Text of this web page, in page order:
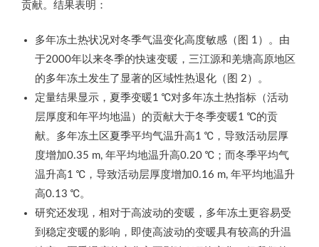
贡献。结果表明：
多年冻土热状况对冬季气温变化高度敏感（图 1）。由
于2000年以来冬季的快速变暖，三江源和羌塘高原地区
的多年冻土发生了显著的区域性热退化（图 2）。
定量结果显示，夏季变暖1 ℃对多年冻土热指标（活动
层厚度和年平均地温）的贡献大于冬季变暖1 ℃的贡
献。多年冻土区夏季平均气温升高1 ℃，导致活动层厚
度增加0.35 m, 年平均地温升高0.20 ℃；而冬季平均气
温升高1 ℃，导致活动层厚度增加0.16 m, 年平均地温升
高0.13 ℃。
研究还发现，相对于高波动的变暖，多年冻土更容易受
到稳定变暖的影响，即使高波动的变暖具有较高的升温